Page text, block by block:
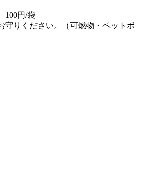
100円/袋
守りください。（可燃物・ペットボ